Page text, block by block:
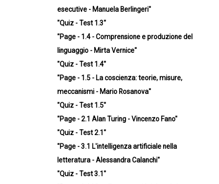
esecutive - Manuela Berlingeri"
"Quiz - Test 1.3"
"Page - 1.4 - Comprensione e produzione del
linguaggio - Mirta Vernice"
"Quiz - Test 1.4"
"Page - 1.5 - La coscienza: teorie, misure,
meccanismi - Mario Rosanova"
"Quiz - Test 1.5"
"Page - 2.1 Alan Turing - Vincenzo Fano"
"Quiz - Test 2.1"
"Page - 3.1 L'intelligenza artificiale nella
letteratura - Alessandra Calanchi"
"Quiz - Test 3.1"